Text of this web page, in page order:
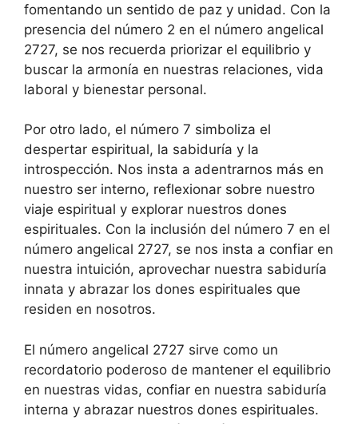
fomentando un sentido de paz y unidad. Con la
presencia del número 2 en el número angelical
2727, se nos recuerda priorizar el equilibrio y
buscar la armonía en nuestras relaciones, vida
laboral y bienestar personal.
Por otro lado, el número 7 simboliza el
despertar espiritual, la sabiduría y la
introspección. Nos insta a adentrarnos más en
nuestro ser interno, reflexionar sobre nuestro
viaje espiritual y explorar nuestros dones
espirituales. Con la inclusión del número 7 en el
número angelical 2727, se nos insta a confiar en
nuestra intuición, aprovechar nuestra sabiduría
innata y abrazar los dones espirituales que
residen en nosotros.
El número angelical 2727 sirve como un
recordatorio poderoso de mantener el equilibrio
en nuestras vidas, confiar en nuestra sabiduría
interna y abrazar nuestros dones espirituales.